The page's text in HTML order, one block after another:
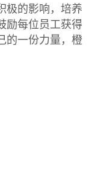
极的影响，培养
励每位员工获得
的一份力量，橙